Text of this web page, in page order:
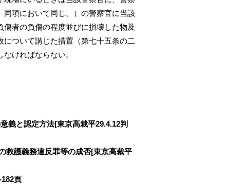
項において同じ。）の警察官に当該
者の負傷の程度並びに損壊した物及
ついて講じた措置（第七十五条の二
ければならない。
義と認定方法[東京高裁平29.4.12判
救護義務違反罪等の成否[東京高裁平
頁